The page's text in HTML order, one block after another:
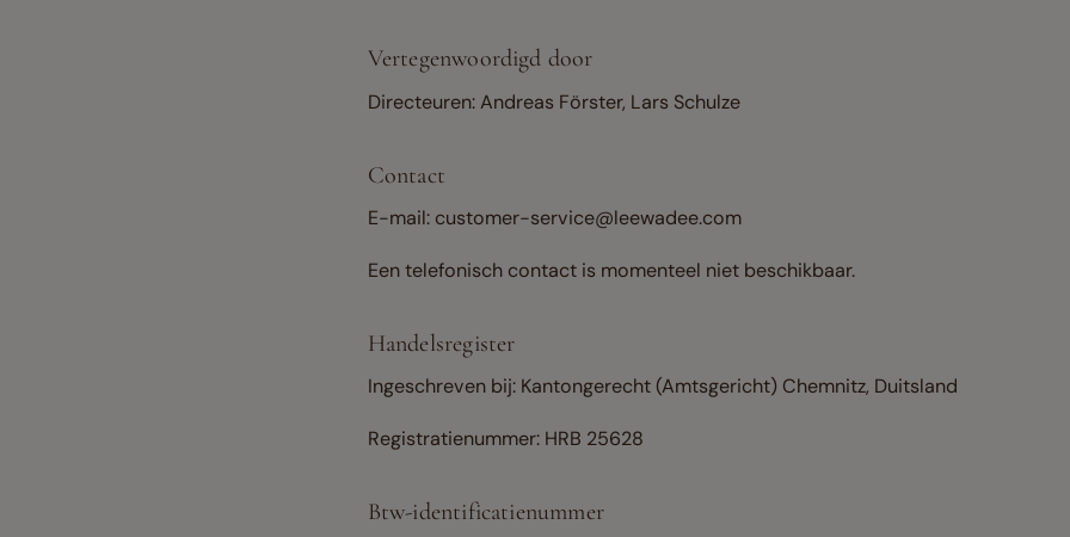
Vertegenwoordigd door
Directeuren: Andreas Förster, Lars Schulze
Contact
E-mail: customer-service@leewadee.com
Een telefonisch contact is momenteel niet beschikbaar.
Handelsregister
Ingeschreven bij: Kantongerecht (Amtsgericht) Chemnitz, Duitsland
Registratienummer: HRB 25628
Btw-identificatienummer